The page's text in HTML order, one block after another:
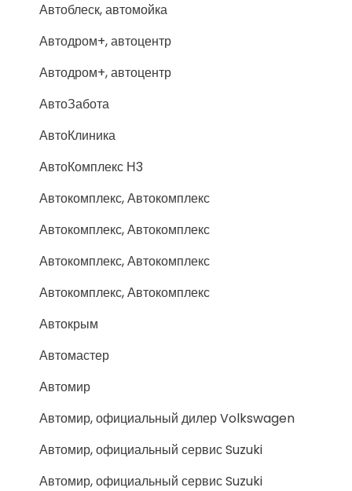
Автоблеск, автомойка
Автодром+, автоцентр
Автодром+, автоцентр
АвтоЗабота
АвтоКлиника
АвтоКомплекс Н3
Автокомплекс, Автокомплекс
Автокомплекс, Автокомплекс
Автокомплекс, Автокомплекс
Автокомплекс, Автокомплекс
Автокрым
Автомастер
Автомир
Автомир, официальный дилер Volkswagen
Автомир, официальный сервис Suzuki
Автомир, официальный сервис Suzuki